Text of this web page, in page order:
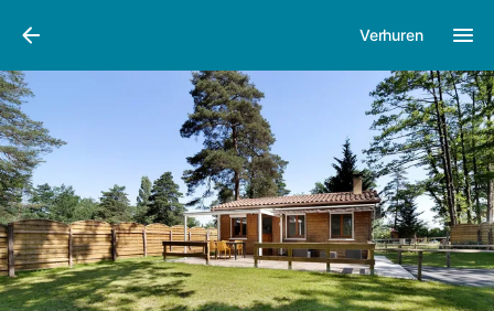
Verhuren
Afbeeldingen